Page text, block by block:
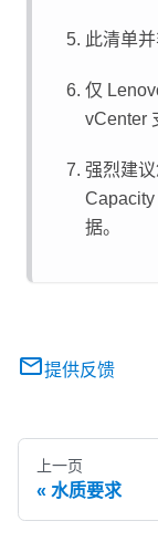
此清单并
仅
vCenter
强烈建
据。
提供反馈
上一页
水质要求